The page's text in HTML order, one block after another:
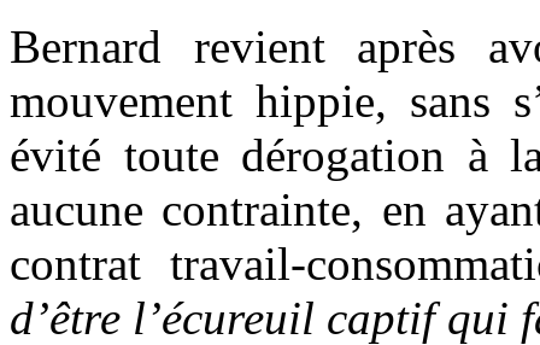
Bernard revient après
mouvement hippie, sans
évité toute dérogation à
aucune contrainte, en
contrat travail-
d’être l’écureuil captif qui